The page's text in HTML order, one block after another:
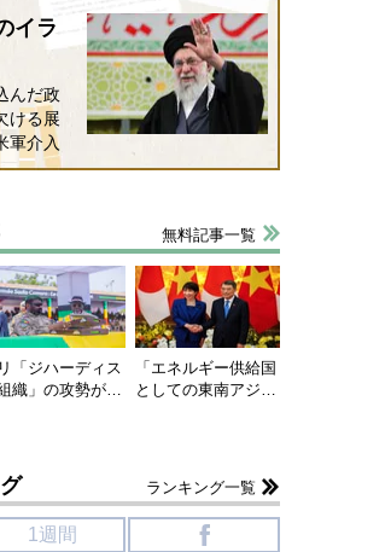
「極東
米韓安
ホルムズ海峡危機で加速したエ
ネルギー転換が「中国依存」に
行き着くリスク
小山堅
イラ
んだ政
ける展
軍介入
無料記事一覧
「ジハーディス
織」の攻勢が…
「エネルギー供給国
としての東南アジ…
ランキング一覧
1週間